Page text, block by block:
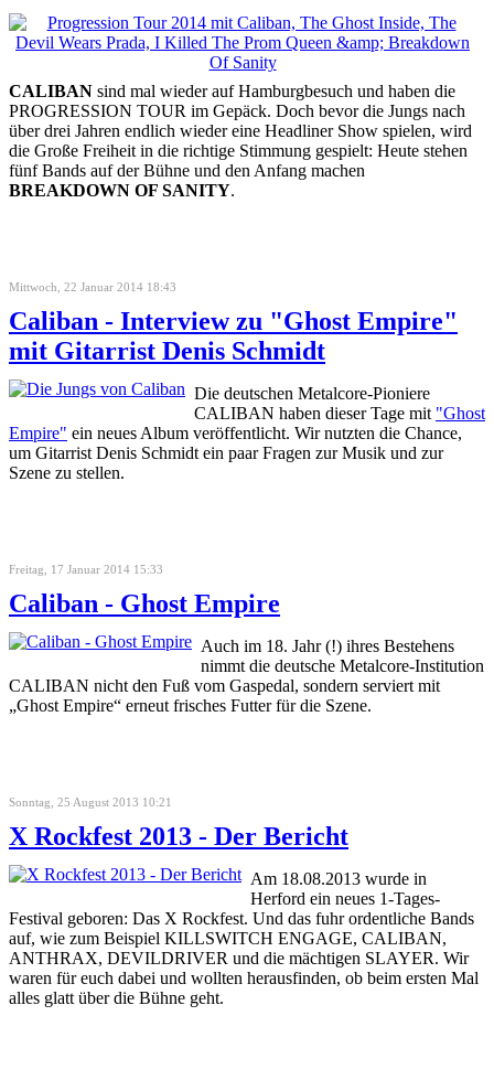
CALIBAN sind mal wieder auf Hamburgbesuch und haben die
PROGRESSION TOUR im Gepäck. Doch bevor die Jungs nach
über drei Jahren endlich wieder eine Headliner Show spielen, wird
die Große Freiheit in die richtige Stimmung gespielt: Heute stehen
fünf Bands auf der Bühne und den Anfang machen
BREAKDOWN OF SANITY.
Mittwoch, 22 Januar 2014 18:43
Caliban - Interview zu "Ghost Empire"
mit Gitarrist Denis Schmidt
Die deutschen Metalcore-Pioniere
CALIBAN haben dieser Tage mit "Ghost
Empire" ein neues Album veröffentlicht. Wir nutzten die Chance,
um Gitarrist Denis Schmidt ein paar Fragen zur Musik und zur
Szene zu stellen.
Freitag, 17 Januar 2014 15:33
Caliban - Ghost Empire
Auch im 18. Jahr (!) ihres Bestehens
nimmt die deutsche Metalcore-Institution
CALIBAN nicht den Fuß vom Gaspedal, sondern serviert mit
„Ghost Empire“ erneut frisches Futter für die Szene.
Sonntag, 25 August 2013 10:21
X Rockfest 2013 - Der Bericht
Am 18.08.2013 wurde in
Herford ein neues 1-Tages-
Festival geboren: Das X Rockfest. Und das fuhr ordentliche Bands
auf, wie zum Beispiel KILLSWITCH ENGAGE, CALIBAN,
ANTHRAX, DEVILDRIVER und die mächtigen SLAYER. Wir
waren für euch dabei und wollten herausfinden, ob beim ersten Mal
alles glatt über die Bühne geht.